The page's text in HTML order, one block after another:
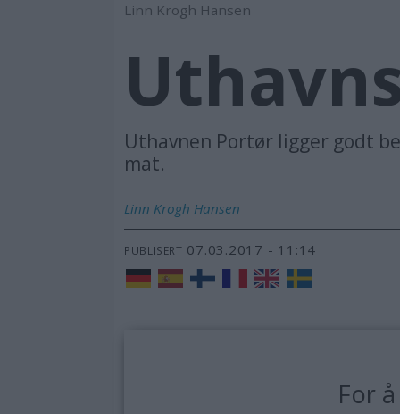
Linn Krogh Hansen
Uthavnen Portør ligger godt
mat.
Linn Krogh Hansen
PUBLISERT 07.03.2017 - 11:14
For